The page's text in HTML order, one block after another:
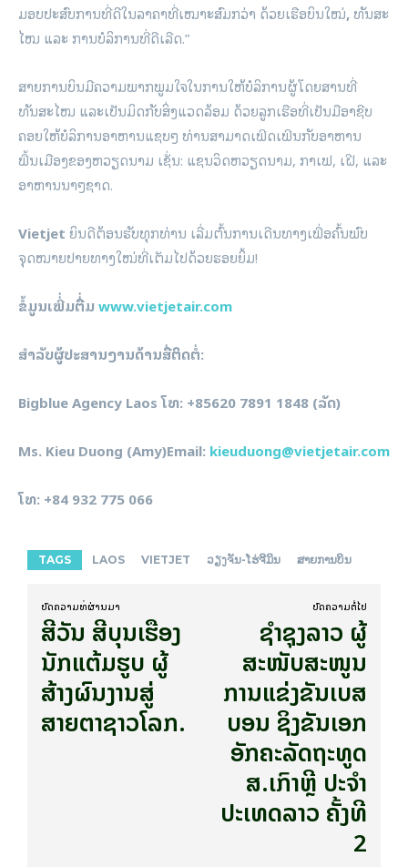
ມອບ​ປະສົບການທີ່ດີໃນລາຄາທີ່​ເໝາະ​ສົມ​ກວ່າ ​ດ້ວຍ​ເຮືອ​ບິນ​ໃໝ່, ທັນ​ສະ​
ໄໝ ແລະ ການ​ບໍ​ລິ​ການ​ທີ່​ດີ​ເລີດ.”
ສາຍການບິນມີຄວາມພາກພູມໃຈໃນການໃຫ້ບໍລິການຜູ້ໂດຍສານທີ່
ທັນສະໄໝ ແລະເປັນມິດກັບສິ່ງແວດລ້ອມ ດ້ວຍລູກເຮືອທີ່ເປັນມືອາຊີບ
ຄອຍໃຫ້ບໍລິການອາຫານແຊບໆ ທ່ານສາມາດເພີດເພີນກັບອາຫານ
ພື້ນເມືອງຂອງຫວຽດນາມ ເຊັ່ນ: ແຊນວິດຫວຽດນາມ, ກາເຟ, ເຝີ, ແລະ
ອາຫານນາໆຊາດ.
Vietjet ຍິນດີຕ້ອນຮັບທຸກທ່ານ ເລີ່ມຕົ້ນການເດີນທາງເພື່ອຄົ້ນພົບ
ຈຸດໝາຍປາຍທາງໃໝ່ທີ່ເຕັມໄປດ້ວຍຮອຍຍິ້ມ!
ຂໍ້ມູນເພີ່່ມຕື່່ມ www.vietjetair.com
ສຳລັບຜູ້ປະສານງານດ້ານສື່ຕິດຕໍ່:
Bigblue Agency Laos ໂທ: +85620 7891 1848 (ລັດ)
Ms. Kieu Duong (Amy)Email: kieuduong@vietjetair.com
ໂທ: +84 932 775 066
TAGS LAOS VIETJET ວຽງຈັນ-ໂຮ່ຈີມິນ ສາຍການບິນ
ບົດ​ຄວາມ​ທີ່​ຜ່ານ​ມາ
ສີວັນ ສີບຸນເຮືອງ
ນັກແຕ້ມຮູບ ຜູ້
ສ້າງຜົນງານສູ່
ສາຍຕາຊາວໂລກ.
ບົດ​ຄວາມ​ຕໍ່​ໄປ
ຊໍາຊຸງລາວ ຜູ້
ສະໜັບສະໜູນ
ການແຂ່ງຂັນເບສ
ບອນ ຊິງຂັນເອກ
ອັກຄະລັດຖະທູດ
ສ.ເກົາຫຼີ ປະຈຳ
ປະເທດລາວ ຄັ້ງທີ
2